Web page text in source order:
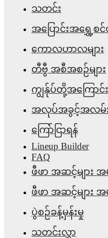
သတင်း
အပြောင်းအရွှေ့စ
ကောလဟာလများ
တီဗွီ အစီအစဉ်များ
ကျွန်ုပ်တို့အကြောင်း
အလုပ်အခွင့်အလမ်း
ကြော်ငြာရန်
Lineup Builder
FAQ
ဖီဖာ အဆင့်များ အ
ဖီဖာ အဆင့်များ အ
ပွဲစဉ်ခန့်မှန်းမှု
သတင်းလွှာ